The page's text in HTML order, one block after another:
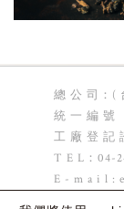
總 公 司：(
統 一 編 號
工 廠 登 記
T E L：04-
E - m a i l :